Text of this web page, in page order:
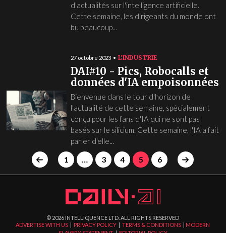
d'actualités sur l'intelligence artificielle.
Cette semaine, les dirigeants du monde ont
bu beaucoup...
27 octobre 2023 L'INDUSTRIE
DAI#10 - Pics, Robocalls et
données d'IA empoisonnées
Bienvenue dans le tour d'horizon de
l'actualité de cette semaine, spécialement
conçu pour les fans d'IA qui ne sont pas
basés sur le silicium. Cette semaine, l'IA a fait
parler d'elle...
1 … 3 4 5 6
© 2026 INTELLIQUENCE LTD. ALL RIGHTS RESERVED
ADVERTISE WITH US | PRIVACY POLICY |TERMS & CONDITIONS | MODERN